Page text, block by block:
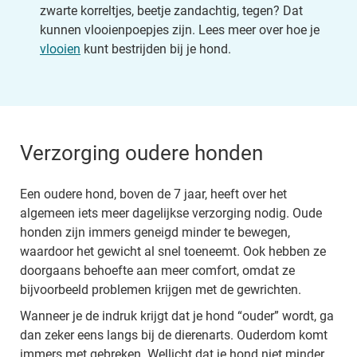
zwarte korreltjes, beetje zandachtig, tegen? Dat
kunnen vlooienpoepjes zijn. Lees meer over hoe je
vlooien kunt bestrijden bij je hond.
Verzorging oudere honden
Een oudere hond, boven de 7 jaar, heeft over het
algemeen iets meer dagelijkse verzorging nodig. Oude
honden zijn immers geneigd minder te bewegen,
waardoor het gewicht al snel toeneemt. Ook hebben ze
doorgaans behoefte aan meer comfort, omdat ze
bijvoorbeeld problemen krijgen met de gewrichten.
Wanneer je de indruk krijgt dat je hond “ouder” wordt, ga
dan zeker eens langs bij de dierenarts. Ouderdom komt